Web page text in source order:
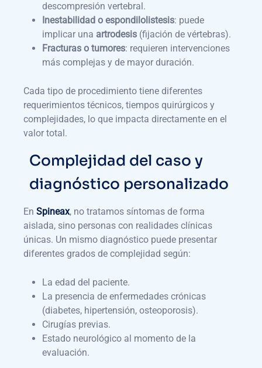
descompresión vertebral.
Inestabilidad o espondilolistesis: puede
implicar una artrodesis (fijación de vértebras).
Fracturas o tumores: requieren intervenciones
más complejas y de mayor duración.
Cada tipo de procedimiento tiene diferentes
requerimientos técnicos, tiempos quirúrgicos y
complejidades, lo que impacta directamente en el
valor total.
Complejidad del caso y
diagnóstico personalizado
En Spineax, no tratamos síntomas de forma
aislada, sino personas con realidades clínicas
únicas. Un mismo diagnóstico puede presentar
diferentes grados de complejidad según:
La edad del paciente.
La presencia de enfermedades crónicas
(diabetes, hipertensión, osteoporosis).
Cirugías previas.
Estado neurológico al momento de la
evaluación.